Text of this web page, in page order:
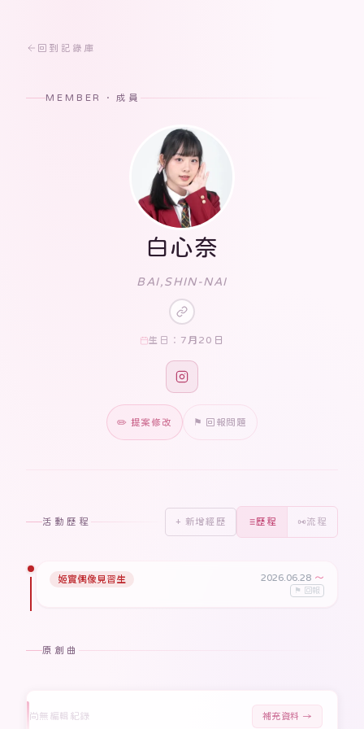
回到記錄庫
MEMBER · 成員
白心奈
BAI,SHIN-NAI
生日： 7月20日
✏️ 提案修改 ⚑ 回報問題
活動歷程 + 新增經歷 歷程 流程
姬實偶像見習生 2026.06.28 〜
⚑ 回報
原創曲
尚無編輯紀錄 補充資料 →